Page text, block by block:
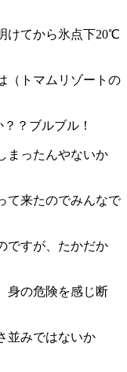
けてから氷点下20℃
（トマムリゾートの
？ブルブル！
まったんやないか
て来たのでみんなで
ですが、たかだか
身の危険を感じ断
並みではないか